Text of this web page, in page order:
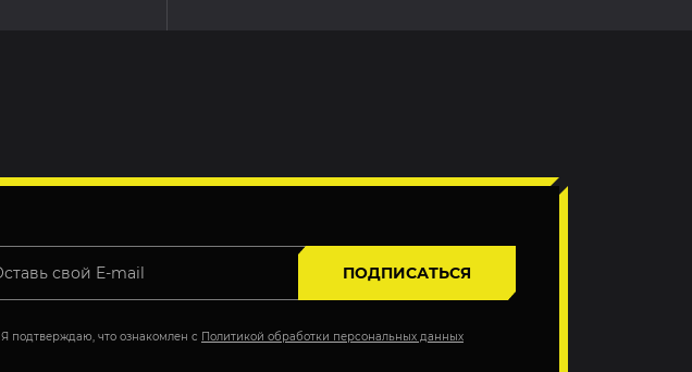
ПОДПИСАТЬСЯ
Я подтверждаю, что ознакомлен с Политикой обработки персональных данных